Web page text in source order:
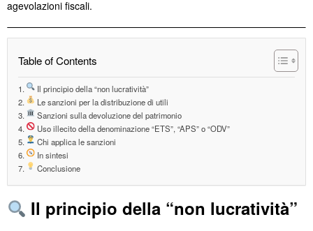
agevolazioni fiscali.
Table of Contents
Il principio della “non lucratività”
Le sanzioni per la distribuzione di utili
Sanzioni sulla devoluzione del patrimonio
Uso illecito della denominazione “ETS”, “APS” o “ODV”
Chi applica le sanzioni
In sintesi
Conclusione
Il principio della “non lucratività”